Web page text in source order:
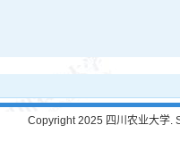
Copyright 2025 四川农业大学.